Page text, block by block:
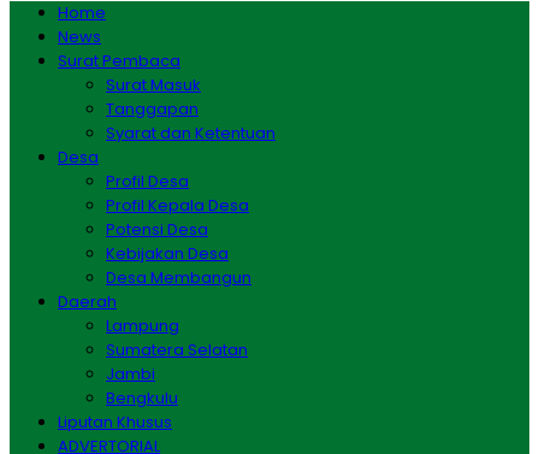
Home
News
Surat Pembaca
Surat Masuk
Tanggapan
Syarat dan Ketentuan
Desa
Profil Desa
Profil Kepala Desa
Potensi Desa
Kebijakan Desa
Desa Membangun
Daerah
Lampung
Sumatera Selatan
Jambi
Bengkulu
Liputan Khusus
ADVERTORIAL